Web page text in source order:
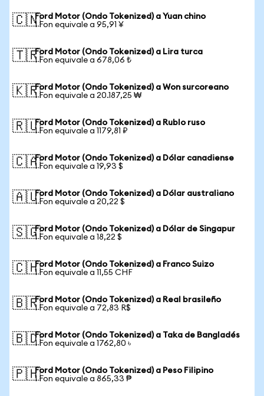
🇨🇳Ford Motor (Ondo Tokenized) a Yuan chino
1 Fon equivale a 95,91 ¥
🇹🇷Ford Motor (Ondo Tokenized) a Lira turca
1 Fon equivale a 678,06 ₺
🇰🇷Ford Motor (Ondo Tokenized) a Won surcoreano
1 Fon equivale a 20.187,25 ₩
🇷🇺Ford Motor (Ondo Tokenized) a Rublo ruso
1 Fon equivale a 1179,81 ₽
🇨🇦Ford Motor (Ondo Tokenized) a Dólar canadiense
1 Fon equivale a 19,93 $
🇦🇺Ford Motor (Ondo Tokenized) a Dólar australiano
1 Fon equivale a 20,22 $
🇸🇬Ford Motor (Ondo Tokenized) a Dólar de Singapur
1 Fon equivale a 18,22 $
🇨🇭Ford Motor (Ondo Tokenized) a Franco Suizo
1 Fon equivale a 11,55 CHF
🇧🇷Ford Motor (Ondo Tokenized) a Real brasileño
1 Fon equivale a 72,83 R$
🇧🇩Ford Motor (Ondo Tokenized) a Taka de Bangladés
1 Fon equivale a 1762,80 ৳
🇵🇭Ford Motor (Ondo Tokenized) a Peso Filipino
1 Fon equivale a 865,33 ₱